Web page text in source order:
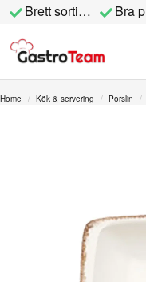
Brett sortiment Bra priser
Home Kök & servering Porslin